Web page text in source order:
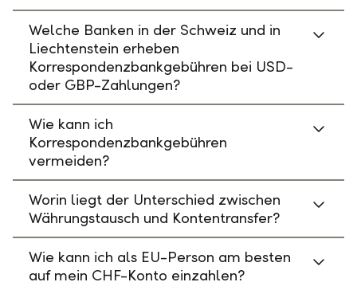
Welche Banken in der Schweiz und in
Liechtenstein erheben
Korrespondenzbankgebühren bei USD-
oder GBP-Zahlungen?
Wie kann ich
Korrespondenzbankgebühren
vermeiden?
Worin liegt der Unterschied zwischen
Währungstausch und Kontentransfer?
Wie kann ich als EU-Person am besten
auf mein CHF-Konto einzahlen?